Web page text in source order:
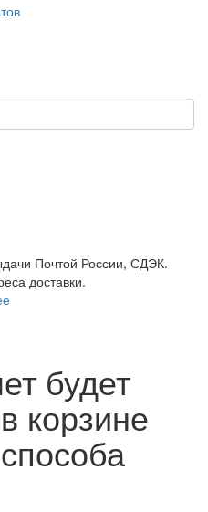
Почтой России, СДЭК.
доставки.
будет
корзине